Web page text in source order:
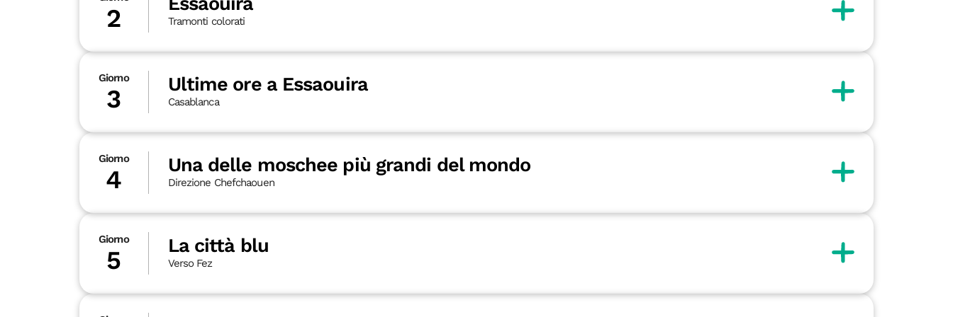
2 Tramonti colorati
Giorno
3 Ultime ore a Essaouira
Casablanca
Giorno
4 Una delle moschee più grandi del mondo
Direzione Chefchaouen
Giorno
5 La città blu
Verso Fez